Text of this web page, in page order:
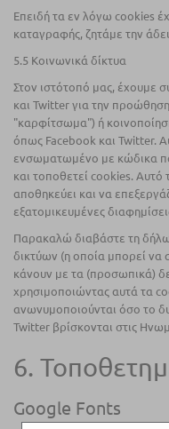
Επειδή τα εν λόγω cookies
καταγραφής, ζητάμε την
5.5 Κοινωνικά δίκτυα
Στον ιστότοπό μας, έχουμε
και Twitter για την
"καρφίτσωμα") ή
όπως Facebook και Twitter.
ενσωματωμένο με κώδικα
και τοποθετεί cookies. Αυτό
αποθηκεύει και να
εξατομικευμένες
Παρακαλώ διαβάστε τη
δικτύων (η οποία μπορεί να
κάνουν με τα (προσωπικά)
χρησιμοποιώντας αυτά τα
ανωνυμοποιούνται όσο το
Twitter βρίσκονται στις
6.
Google Fonts